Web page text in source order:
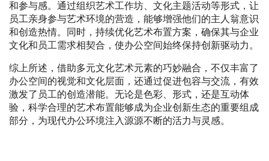
和参与感。通过组织艺术工作坊、文化主题活动等形式，让
员工亲身参与艺术环境的营造，能够增强他们的主人翁意识
和创造热情。同时，持续优化艺术布置方案，确保其与企业
文化和员工需求相契合，使办公空间始终保持创新驱动力。
综上所述，借助多元文化艺术元素的巧妙融合，不仅丰富了
办公空间的视觉和文化层面，还通过促进包容与交流，有效
激发了员工的创造潜能。无论是色彩、形式，还是互动体
验，科学合理的艺术布置能够成为企业创新生态的重要组成
部分，为现代办公环境注入源源不断的活力与灵感。